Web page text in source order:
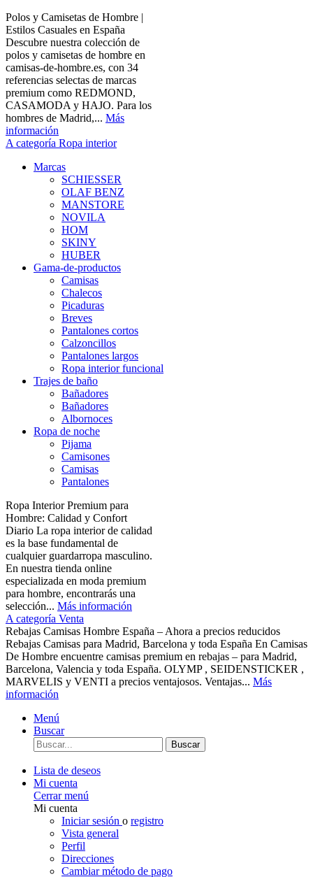
Polos y Camisetas de Hombre |
Estilos Casuales en España
Descubre nuestra colección de
polos y camisetas de hombre en
camisas-de-hombre.es, con 34
referencias selectas de marcas
premium como REDMOND,
CASAMODA y HAJO. Para los
hombres de Madrid,... Más
información
A categoría Ropa interior
Marcas
SCHIESSER
OLAF BENZ
MANSTORE
NOVILA
HOM
SKINY
HUBER
Gama-de-productos
Camisas
Chalecos
Picaduras
Breves
Pantalones cortos
Calzoncillos
Pantalones largos
Ropa interior funcional
Trajes de baño
Bañadores
Bañadores
Albornoces
Ropa de noche
Pijama
Camisones
Camisas
Pantalones
Ropa Interior Premium para
Hombre: Calidad y Confort
Diario La ropa interior de calidad
es la base fundamental de
cualquier guardarropa masculino.
En nuestra tienda online
especializada en moda premium
para hombre, encontrarás una
selección... Más información
A categoría Venta
Rebajas Camisas Hombre España – Ahora a precios reducidos
Rebajas Camisas para Madrid, Barcelona y toda España En Camisas
De Hombre encuentre camisas premium en rebajas – para Madrid,
Barcelona, Valencia y toda España. OLYMP , SEIDENSTICKER ,
MARVELIS y VENTI a precios ventajosos. Ventajas... Más
información
Menú
Buscar
Buscar
Lista de deseos
Mi cuenta
Cerrar menú
Mi cuenta
Iniciar sesión o registro
Vista general
Perfil
Direcciones
Cambiar método de pago